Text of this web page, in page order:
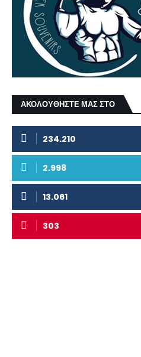
ΑΚΟΛΟΥΘΗΣΤΕ ΜΑΣ ΣΤΟ
234.210
2.998
13.061
303